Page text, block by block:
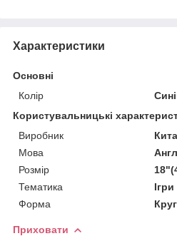
Характеристики
Основні
Колір
Користувальницькі
Виробник
Мова
Розмір
Тематика
Форма
Круг
Приховати